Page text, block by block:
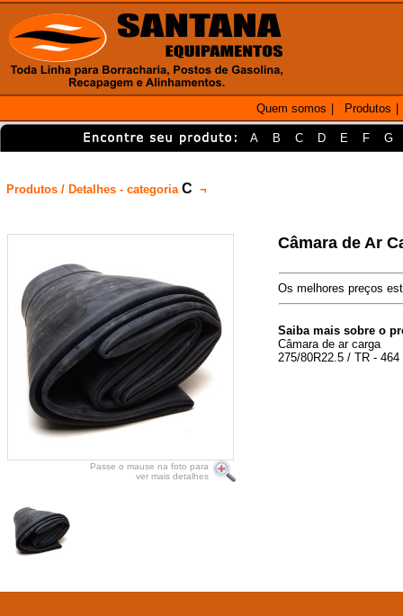
Quem somos Produtos
A B C D E F G
Produtos / Detalhes - categoria C ¬
Passe o mause na foto para
ver mais detalhes
Câmara de Ar
Os melhores preços
Saiba mais sobre o
Câmara de ar carga
275/80R22.5 / TR - 464